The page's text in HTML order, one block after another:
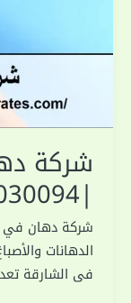
شركة
|0551030094| اعمال صبغ
الدهانات
فى الشارقة